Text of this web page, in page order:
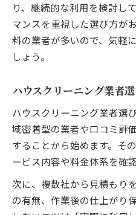
り、継続的な利用を検討し
マンスを重視した選び方が
料の業者が多いので、気軽
しょう。
ハウスクリーニング業者
ハウスクリーニング業者選
域密着型の業者や口コミ評
することから始めます。そ
ービス内容や料金体系を確
次に、複数社から見積もり
の有無、作業後の仕上がり